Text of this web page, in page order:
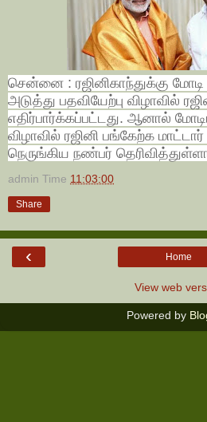
சென்னை : ரஜினிகாந்துக்கு
அடுத்து பதவியேற்பு விழாவில்
எதிர்பார்க்கப்பட்டது. ஆனால்
விழாவில் ரஜினி பங்கேற்க
நெருங்கிய நண்பர்
admin Time 11:03:00
Share
‹ Home
View web
Powered by